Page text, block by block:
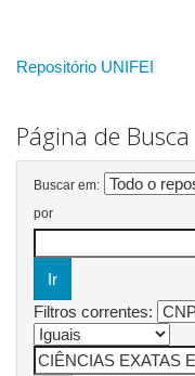
Repositório UNIFEI
Página de Busca
Buscar em:
por
Filtros correntes: